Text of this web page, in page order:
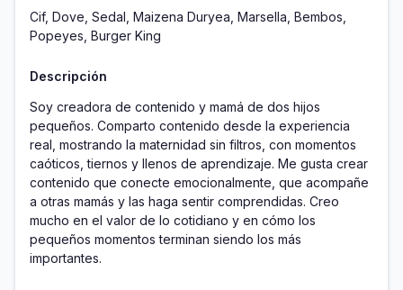
Cif, Dove, Sedal, Maizena Duryea, Marsella, Bembos,
Popeyes, Burger King
Descripción
Soy creadora de contenido y mamá de dos hijos
pequeños. Comparto contenido desde la experiencia
real, mostrando la maternidad sin filtros, con momentos
caóticos, tiernos y llenos de aprendizaje. Me gusta crear
contenido que conecte emocionalmente, que acompañe
a otras mamás y las haga sentir comprendidas. Creo
mucho en el valor de lo cotidiano y en cómo los
pequeños momentos terminan siendo los más
importantes.